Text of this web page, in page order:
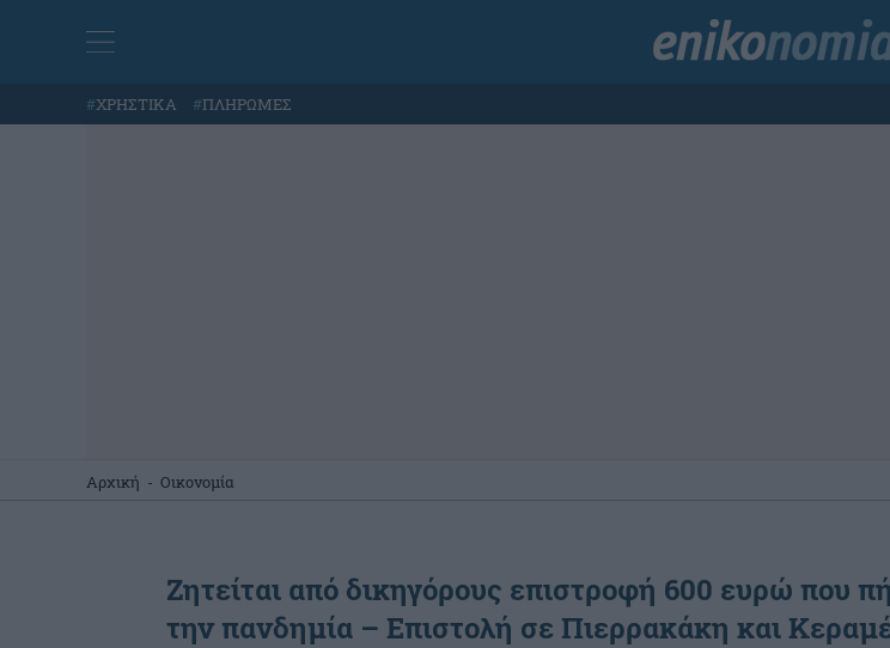
#ΧΡΗΣΤΙΚΑ #ΠΛΗΡΩΜΕΣ
Αρχική - Οικονομία
Ζητείται από δικηγόρους επιστροφή 600 ευρώ που
την πανδημία – Επιστολή σε Πιερρακάκη και